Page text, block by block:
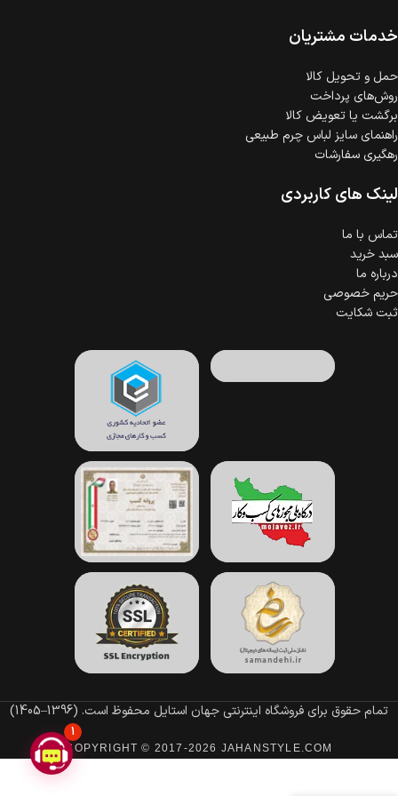
است.
گارانتی معتبر برای تمامی محصولات ارائه می‌شود.
خدمات مشتریان
حمل‌ و تحویل کالا
روش‌های پرداخت
برگشت یا تعویض کالا
راهنمای سایز لباس چرم طبیعی
رهگیری سفارشات
لینک های کاربردی
تماس با ما
سبد خرید
درباره ما
حریم خصوصی
ثبت شکایت
تمام حقوق برای فروشگاه اینترنتی جهان استایل محفوظ است. (1396–1405)
COPYRIGHT © 2017-2026 JAHANSTYLE.COM
1